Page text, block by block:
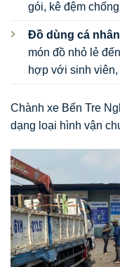
gói, kê đệm
Đồ dùng cá
món đồ nhỏ lẻ
hợp với sinh
Chành xe Bến Tre
dạng loại hình vận